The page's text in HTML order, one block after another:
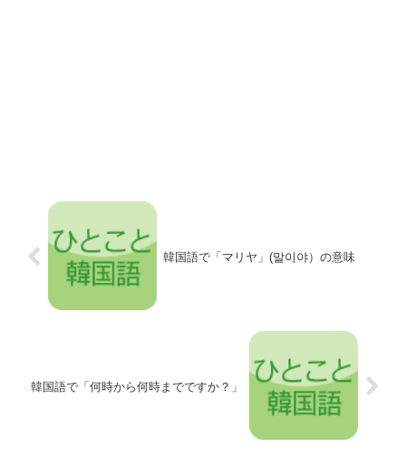
韓国語で「マリヤ」(말이야）の意味
韓国語で「何時から何時までですか？」